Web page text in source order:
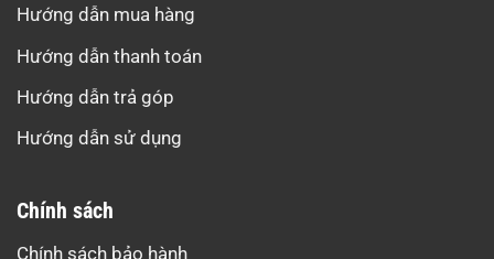
Hướng dẫn mua hàng
Hướng dẫn thanh toán
Hướng dẫn trả góp
Hướng dẫn sử dụng
Chính sách
Chính sách bảo hành